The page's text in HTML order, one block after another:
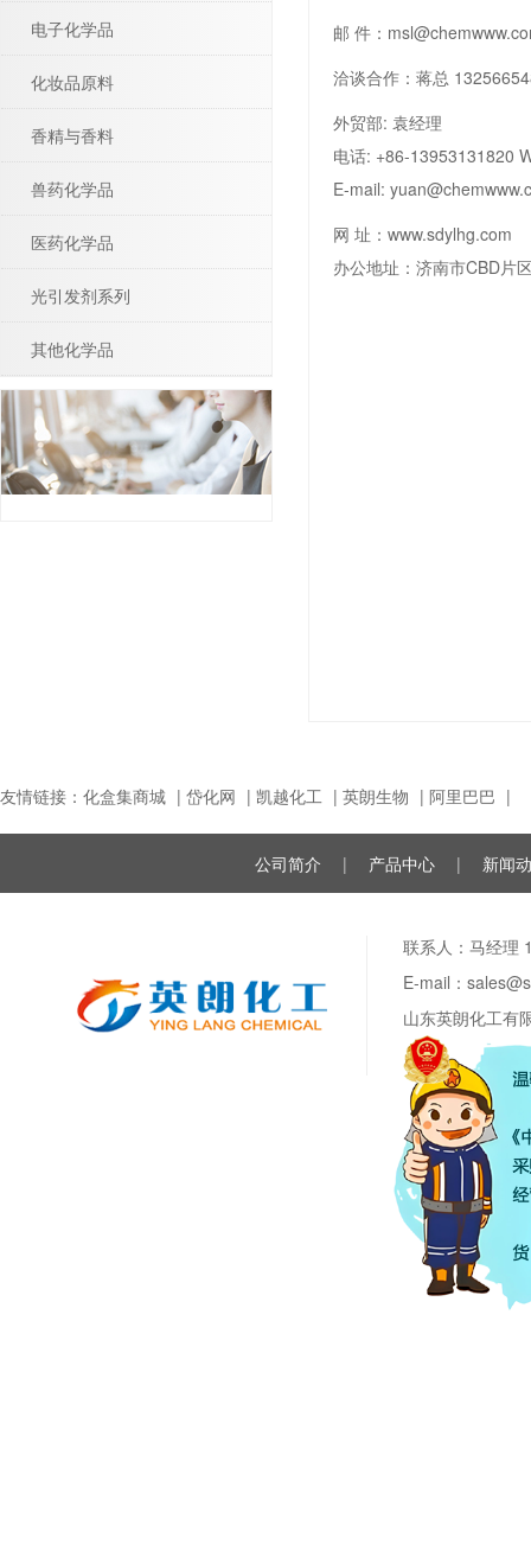
邮 件：
洽谈合作：蒋总
外贸部: 袁经理
电话: +86-13953131820
E-mail:
网 址： www.sdylhg.com
办公地址：济南市CBD片
电子化学品
化妆品原料
香精与香料
兽药化学品
医药化学品
光引发剂系列
其他化学品
友情链接： 化盒集商城 | 岱化网 | 凯越化工 | 英朗生物 | 阿里巴巴 |
公司简介 | 产品中心 | 新闻
联系人：马经理
E-mail：
山东英朗化工有